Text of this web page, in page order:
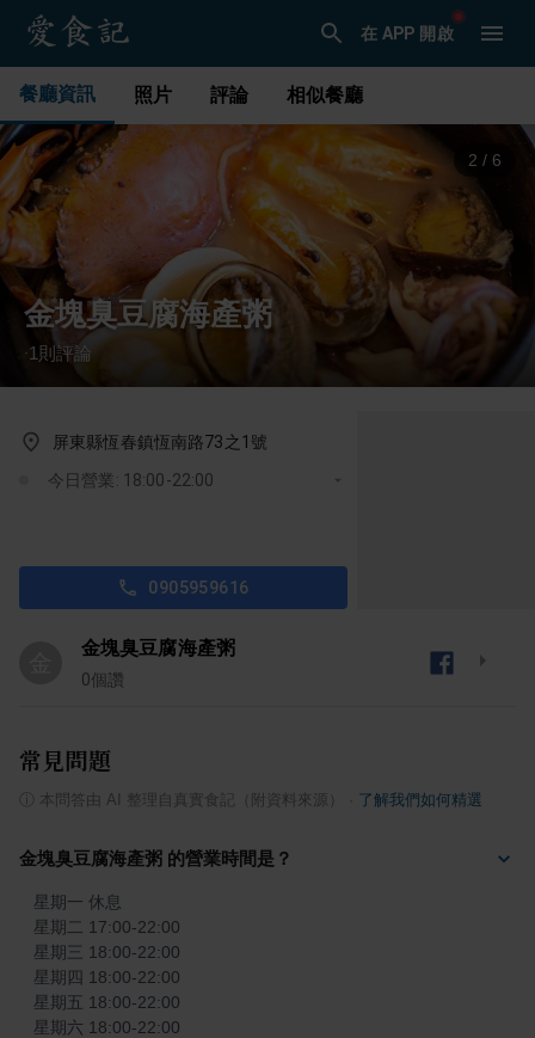
在 APP 開啟
餐廳資訊 照片 評論 相似餐廳
2 / 6
金塊臭豆腐海產粥
·1 則評論
屏東縣恆春鎮恆南路73之1號
今日營業: 18:00-22:00
0905959616
金塊臭豆腐海產粥
0個讚
常見問題
本問答由 AI 整理自真實食記（附資料來源） 了解我們如何精選
金塊臭豆腐海產粥 的營業時間是？
星期一 休息
星期二 17:00-22:00
星期三 18:00-22:00
星期四 18:00-22:00
星期五 18:00-22:00
星期六 18:00-22:00